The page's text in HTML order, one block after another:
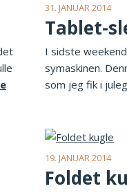
31. JANUAR 2014
Tablet-
I sidste
symaskinen.
som jeg fik i
19. JANUAR 2014
Foldet